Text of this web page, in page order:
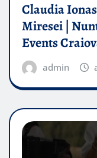
Claudia
Miresei |
Events
admin